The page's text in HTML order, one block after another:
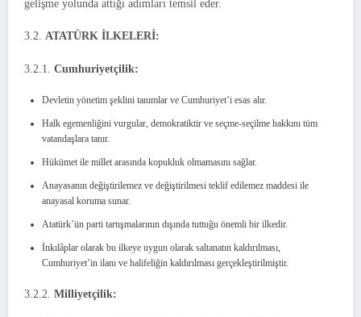
gelişme yolunda attığı adımları temsil eder.
3.2. ATATÜRK İLKELERİ:
3.2.1. Cumhuriyetçilik:
Devletin yönetim şeklini tanımlar ve Cumhuriyet’i esas alır.
Halk egemenliğini vurgular, demokratiktir ve seçme-seçilme hakkını tüm
vatandaşlara tanır.
Hükümet ile millet arasında kopukluk olmamasını sağlar.
Anayasanın değiştirilemez ve değiştirilmesi teklif edilemez maddesi ile
anayasal koruma sunar.
Atatürk’ün parti tartışmalarının dışında tuttuğu önemli bir ilkedir.
İnkılâplar olarak bu ilkeye uygun olarak saltanatın kaldırılması,
Cumhuriyet’in ilanı ve halifeliğin kaldırılması gerçekleştirilmiştir.
3.2.2. Milliyetçilik: